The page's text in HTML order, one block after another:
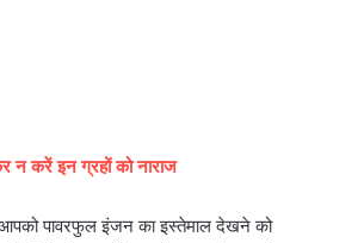
करें इन ग्रहों को नाराज
आपको पावरफुल इंजन का इस्तेमाल देखने को